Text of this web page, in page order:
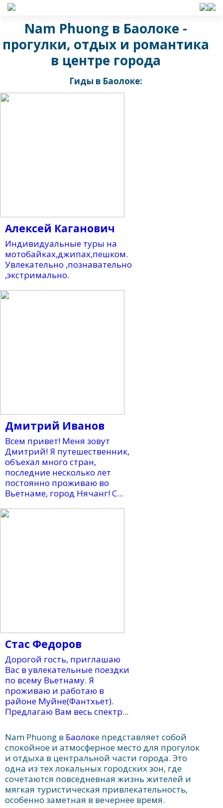
Nam Phuong в Баолоке -
прогулки, отдых и романтика
в центре города
Nam Phuong в Баолоке представляет собой
спокойное и атмосферное место для прогулок
и отдыха в центральной части города. Это
одна из тех локальных городских зон, где
сочетаются повседневная жизнь жителей и
мягкая туристическая привлекательность,
особенно заметная в вечернее время.
Гиды в Баолоке:
Алексей Каганович
Индивидуальные туры на
мотобайках,джипах,пешком.
Увлекательно ,познавательно
,экстримально.
Дмитрий Иванов
Всем привет! Меня зовут
Дмитрий! Я путешественник,
объехал много стран,
последние несколько лет
постоянно проживаю во
Вьетнаме, город Нячанг! С...
Стас Федоров
Дорогой гость, приглашаю
Вас в увлекательные поездки
по всему Вьетнаму. Я
проживаю и работаю в
районе Муйне(Фантхьет).
Предлагаю Вам весь спектр...